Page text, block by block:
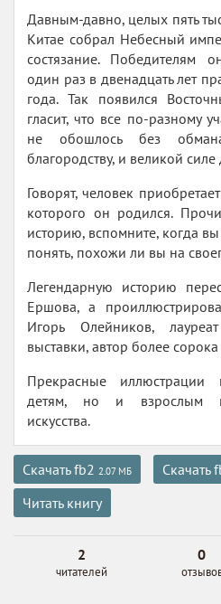
Давным-давно, целых пять
Китае собрал Небесный
состязание. Победителям
один раз в двенадцать лет
года. Так появился
гласит, что все по-разному
не обошлось без
благородству, и великой
Говорят, человек
которого он родился.
историю, вспомните, когда
понять, похожи ли вы на
Легендарную историю
Ершова, а
Игорь Олейников,
выставки, автор более сорока
Прекрасные иллюстрации
детям, но и взрослым
искусства.
Скачать fb2 2.07 МБ Скачать
Читать книгу
2
читателей
0